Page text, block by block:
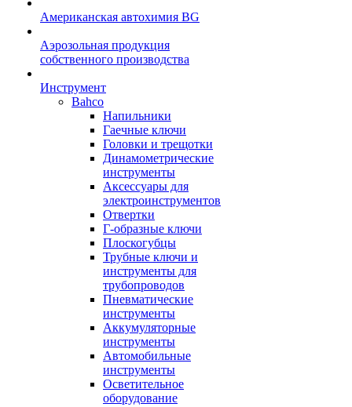
Американская автохимия BG
Аэрозольная продукция
собственного производства
Инструмент
Bahco
Напильники
Гаечные ключи
Головки и трещотки
Динамометрические
инструменты
Аксессуары для
электроинструментов
Отвертки
Г-образные ключи
Плоскогубцы
Трубные ключи и
инструменты для
трубопроводов
Пневматические
инструменты
Аккумуляторные
инструменты
Автомобильные
инструменты
Осветительное
оборудование